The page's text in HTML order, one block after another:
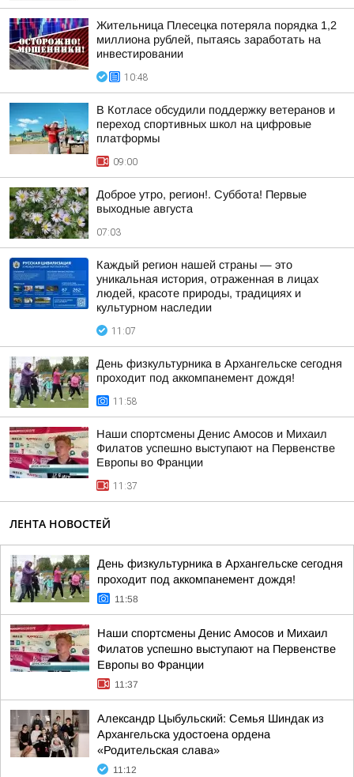
Жительница Плесецка потеряла порядка 1,2
миллиона рублей, пытаясь заработать на
инвестировании
10:48
В Котласе обсудили поддержку ветеранов и
переход спортивных школ на цифровые
платформы
09:00
Доброе утро, регион!. Суббота! Первые
выходные августа
07:03
Каждый регион нашей страны — это
уникальная история, отраженная в лицах
людей, красоте природы, традициях и
культурном наследии
11:07
День физкультурника в Архангельске сегодня
проходит под аккомпанемент дождя!
11:58
Наши спортсмены Денис Амосов и Михаил
Филатов успешно выступают на Первенстве
Европы во Франции
11:37
ЛЕНТА НОВОСТЕЙ
День физкультурника в Архангельске сегодня
проходит под аккомпанемент дождя!
11:58
Наши спортсмены Денис Амосов и Михаил
Филатов успешно выступают на Первенстве
Европы во Франции
11:37
Александр Цыбульский: Семья Шиндак из
Архангельска удостоена ордена
«Родительская слава»
11:12